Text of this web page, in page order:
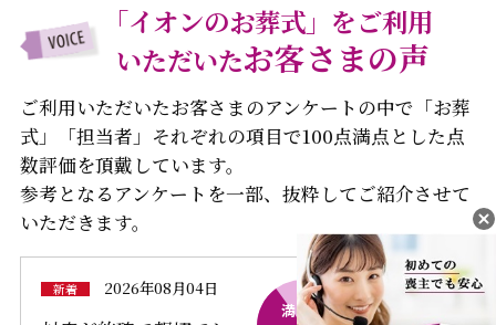
「イオンのお葬式」をご利用
いただいたお客さまの声
ご利用いただいたお客さまのアンケートの中で「お葬
式」「担当者」それぞれの項目で100点満点とした点
数評価を頂戴しています。
参考となるアンケートを一部、抜粋してご紹介させて
いただきます。
新着 2026年08月04日
満足度 満足度